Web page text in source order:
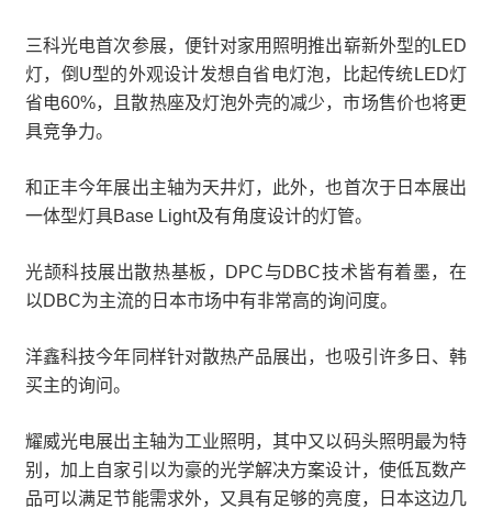
三科光电首次参展，便针对家用照明推出崭新外型的LED
灯，倒U型的外观设计发想自省电灯泡，比起传统LED灯
省电60%，且散热座及灯泡外壳的减少，市场售价也将更
具竞争力。
和正丰今年展出主轴为天井灯，此外，也首次于日本展出
一体型灯具Base Light及有角度设计的灯管。
光颉科技展出散热基板，DPC与DBC技术皆有着墨，在
以DBC为主流的日本市场中有非常高的询问度。
洋鑫科技今年同样针对散热产品展出，也吸引许多日、韩
买主的询问。
耀威光电展出主轴为工业照明，其中又以码头照明最为特
别，加上自家引以为豪的光学解决方案设计，使低瓦数产
品可以满足节能需求外，又具有足够的亮度，日本这边几